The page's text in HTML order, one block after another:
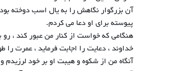
آن بزرگوار نگاهش را به یال اسب دوخته
پیوسته برای او دعا می کردم.
هنگامی که خواست از کنار من عبور کند ،
خداوند ، دعایت را اجابت فرماید ، عمرت را
آنگاه من از شکوه و هیبت او بر خود لرزیدم